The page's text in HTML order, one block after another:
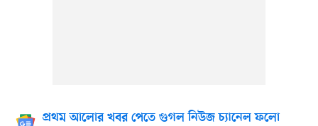
প্রথম আলোর খবর পেতে গুগল নিউজ চ্যানেল ফলো